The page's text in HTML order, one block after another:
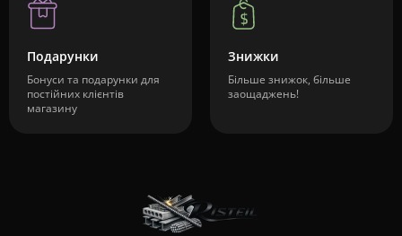
Подарунки
Бонуси та подарунки для
постійних клієнтів
магазину
Знижки
Більше знижок, більше
заощаджень!